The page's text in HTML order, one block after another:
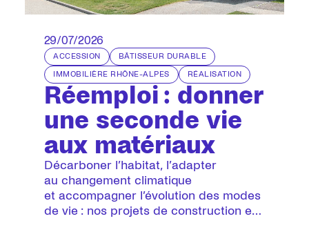
29/07/2026
ACCESSION
BÂTISSEUR DURABLE
IMMOBILIÈRE RHÔNE-ALPES
RÉALISATION
Réemploi : donner
une seconde vie
aux matériaux
Décarboner l’habitat, l’adapter
au changement climatique
et accompagner l’évolution des modes
de vie : nos projets de construction en